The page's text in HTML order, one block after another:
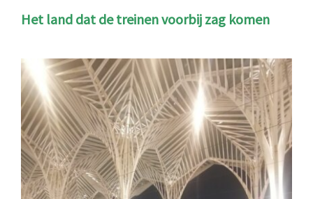
Het land dat de treinen voorbij zag komen